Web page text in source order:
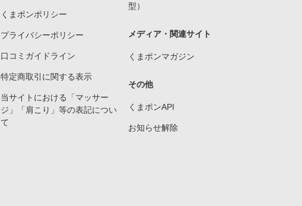
くまポンポリシー
プライバシーポリシー
口コミガイドライン
特定商取引に関する表示
当サイトにおける「マッサー
ジ」「肩こり」等の表記につい
て
型）
メディア・関連サイト
くまポンマガジン
その他
くまポンAPI
お知らせ解除